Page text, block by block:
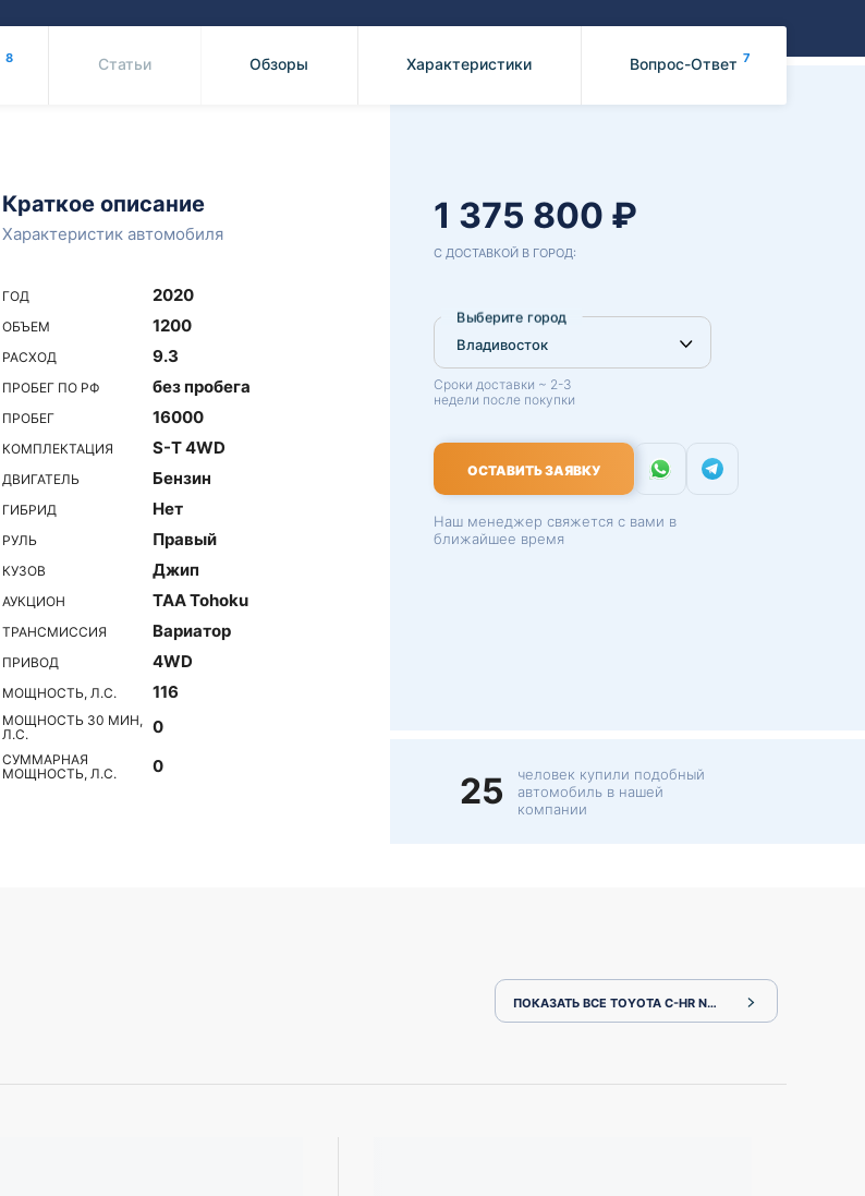
8 Статьи Обзоры Характеристики Вопрос-Ответ 7
Краткое описание
Характеристик автомобиля
ГОД 2020
ОБЪЕМ 1200
РАСХОД 9.3
ПРОБЕГ ПО РФ без пробега
ПРОБЕГ 16000
КОМПЛЕКТАЦИЯ S-T 4WD
ДВИГАТЕЛЬ Бензин
ГИБРИД Нет
РУЛЬ Правый
КУЗОВ Джип
АУКЦИОН TAA Tohoku
ТРАНСМИССИЯ Вариатор
ПРИВОД 4WD
МОЩНОСТЬ, Л.С. 116
МОЩНОСТЬ 30 МИН,
Л.С.
0
СУММАРНАЯ
МОЩНОСТЬ, Л.С.
0
1 375 800 ₽
С ДОСТАВКОЙ В ГОРОД:
Выберите город
Сроки доставки ~ 2-3
недели после покупки
ОСТАВИТЬ ЗАЯВКУ
Наш менеджер свяжется с вами в
ближайшее время
25
человек купили подобный
автомобиль в нашей
компании
ПОКАЗАТЬ ВСЕ TOYOTA C-HR NGX50